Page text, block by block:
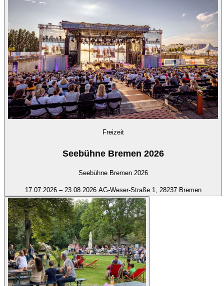
Freizeit
Seebühne Bremen 2026
Seebühne Bremen 2026
17.07.2026 – 23.08.2026AG-Weser-Straße 1, 28237 Bremen